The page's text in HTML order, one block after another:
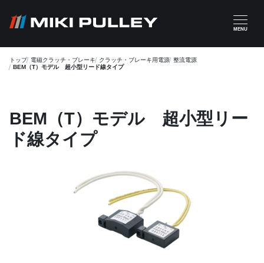
MENU
トップ 電磁クラッチ・ブレーキ クラッチ・ブレーキ用電源 整流電源
BEM（T）モデル 超小型リード線タイプ
BEM（T）モデル 超小型リー
ド線タイプ